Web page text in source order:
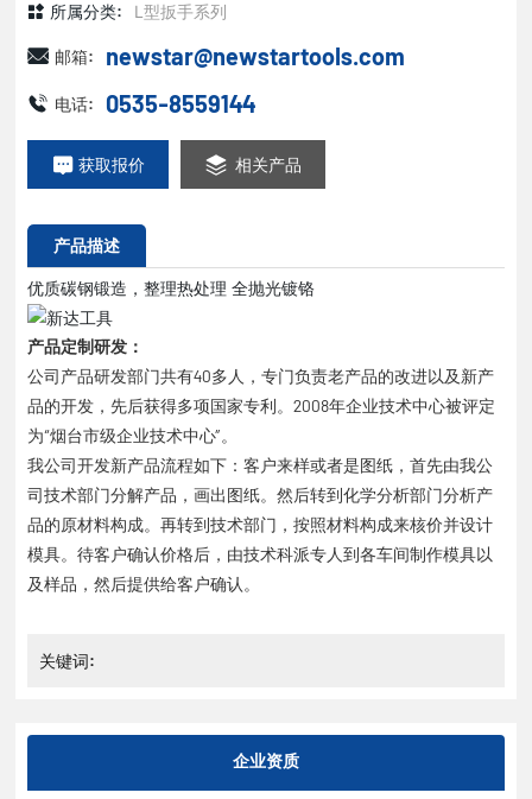
所属分类: L型扳手系列
邮箱: newstar@newstartools.com
电话: 0535-8559144
获取报价 相关产品
产品描述
优质碳钢锻造，整理热处理 全抛光镀铬
产品定制研发：
公司产品研发部门共有40多人，专门负责老产品的改进以及新产
品的开发，先后获得多项国家专利。2008年企业技术中心被评定
为“烟台市级企业技术中心”。
我公司开发新产品流程如下：客户来样或者是图纸，首先由我公
司技术部门分解产品，画出图纸。然后转到化学分析部门分析产
品的原材料构成。再转到技术部门，按照材料构成来核价并设计
模具。待客户确认价格后，由技术科派专人到各车间制作模具以
及样品，然后提供给客户确认。
关键词:
企业资质